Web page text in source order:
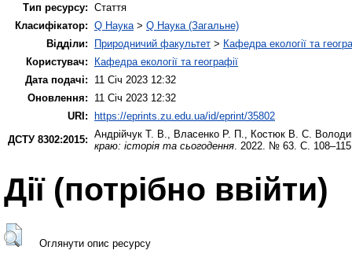
Тип ресурсу: Стаття
Класифікатор: Q Наука> Q Наука (Загальне)
Відділи:
Природничий факультет > Кафедра екології та
Користувач:
Кафедра екології та географії
Дата подачі:
11 Січ 2023 12:32
Оновлення:
11 Січ 2023 12:32
URI:
https://eprints.zu.edu.ua/id/eprint/35802
ДСТУ 8302:2015: Андрійчук Т. В., Власенко Р. П., Костюк В. С.
краю: історія та сьогодення. 2022. № 63. С.
Дії ​​(потрібно ввійти)
Оглянути опис ресурсу